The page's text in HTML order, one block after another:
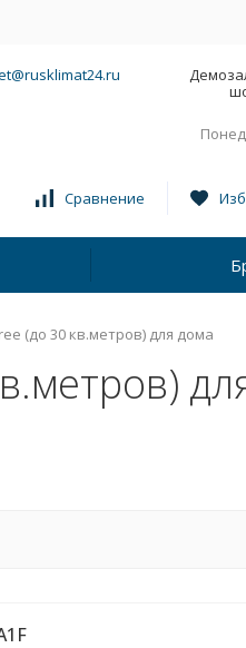
Сравнение
(до 30 кв.метров) для дома